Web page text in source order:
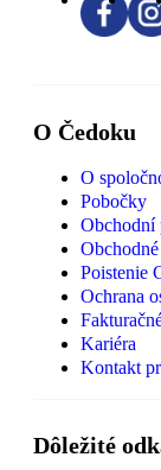
O Čedoku
O
Pobočky
Obchodní
Poistenie
Ochrana
Kariéra
Kontakt
Dôležité